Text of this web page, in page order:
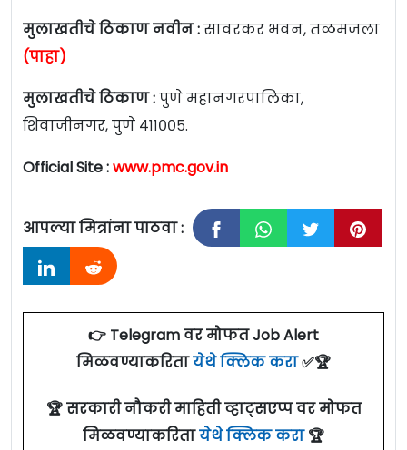
मुलाखतीचे ठिकाण नवीन :सावरकर भवन, तळमजला
(पाहा)
मुलाखतीचे ठिकाण :पुणे महानगरपालिका,
शिवाजीनगर, पुणे ४११००५.
Official Site :www.pmc.gov.in
आपल्या मित्रांना पाठवा :
👉 Telegram वर मोफत Job Alert
मिळवण्याकरितायेथे क्लिक करा✅🏆
🏆 सरकारी नौकरी माहिती व्हाट्सएप्प वर मोफत
मिळवण्याकरितायेथे क्लिक करा🏆